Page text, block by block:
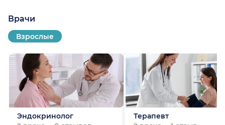
Врачи
Взрослые
Эндокринолог
Терапевт